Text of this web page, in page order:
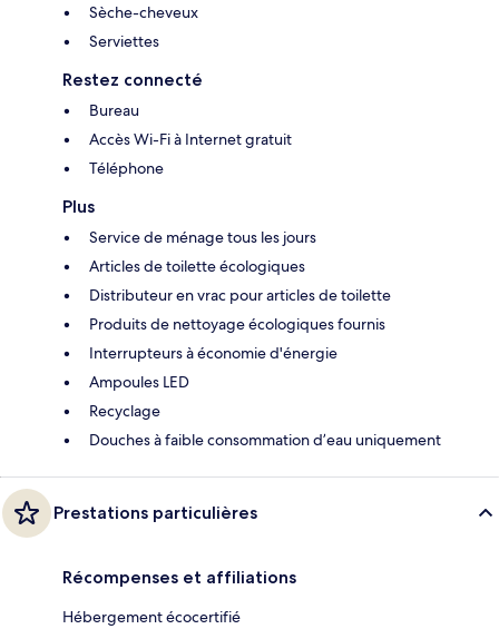
Sèche-cheveux
Serviettes
Restez connecté
Bureau
Accès Wi-Fi à Internet gratuit
Téléphone
Plus
Service de ménage tous les jours
Articles de toilette écologiques
Distributeur en vrac pour articles de toilette
Produits de nettoyage écologiques fournis
Interrupteurs à économie d'énergie
Ampoules LED
Recyclage
Douches à faible consommation d’eau uniquement
Prestations particulières
Récompenses et affiliations
Hébergement écocertifié